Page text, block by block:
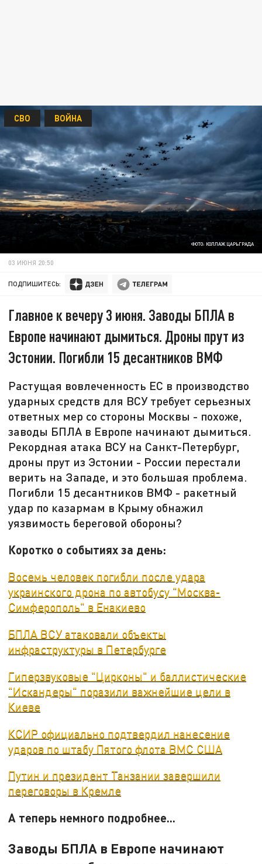
ФОТО: КОЛЛАЖ ЦАРЬГРАДА
СВО ВОЙНА
03 ИЮНЯ 20:50
ПОДПИШИТЕСЬ:
Главное к вечеру 3 июня. Заводы БПЛА в
Европе начинают дымиться. Дроны прут из
Эстонии. Погибли 15 десантников ВМФ
Растущая вовлеченность ЕС в производство
ударных средств для ВСУ требует серьезных
ответных мер со стороны Москвы - похоже,
заводы БПЛА в Европе начинают дымиться.
Рекордная атака ВСУ на Санкт-Петербург,
дроны прут из Эстонии - России перестали
верить на Западе, и это большая проблема.
Погибли 15 десантников ВМФ - ракетный
удар по казармам в Крыму обнажил
уязвимость береговой обороны?
Коротко о событиях за день:
Восемь человек погибли после удара
украинского дрона по автобусу "Москва-
Симферополь" в Енакиево
БПЛА ВСУ атаковали объекты
инфраструктуры в Петербурге
Гиперзвуковые "Цирконы" и баллистические
"Искандеры" поразили важнейшие цели в
Киеве
КСИР официально подтвердил нанесение
ударов по штабу Пятого флота ВМС США
Путин и президент Танзании завершили
переговоры в Кремле
А теперь немного подробнее...
Заводы БПЛА в Европе начинают